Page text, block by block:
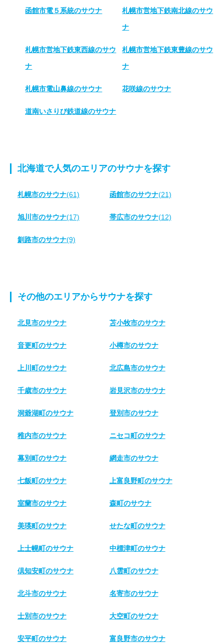
函館市電５系統のサウナ 札幌市営地下鉄南北線のサウ
ナ
札幌市営地下鉄東西線のサウ
ナ
札幌市営地下鉄東豊線のサウ
ナ
札幌市電山鼻線のサウナ 花咲線のサウナ
道南いさりび鉄道線のサウナ
北海道で人気のエリアのサウナを探す
札幌市のサウナ(61) 函館市のサウナ(21)
旭川市のサウナ(17) 帯広市のサウナ(12)
釧路市のサウナ(9)
その他のエリアからサウナを探す
北見市のサウナ 苫小牧市のサウナ
音更町のサウナ 小樽市のサウナ
上川町のサウナ 北広島市のサウナ
千歳市のサウナ 岩見沢市のサウナ
洞爺湖町のサウナ 登別市のサウナ
稚内市のサウナ ニセコ町のサウナ
幕別町のサウナ 網走市のサウナ
七飯町のサウナ 上富良野町のサウナ
室蘭市のサウナ 森町のサウナ
美瑛町のサウナ せたな町のサウナ
上士幌町のサウナ 中標津町のサウナ
倶知安町のサウナ 八雲町のサウナ
北斗市のサウナ 名寄市のサウナ
士別市のサウナ 大空町のサウナ
安平町のサウナ 富良野市のサウナ